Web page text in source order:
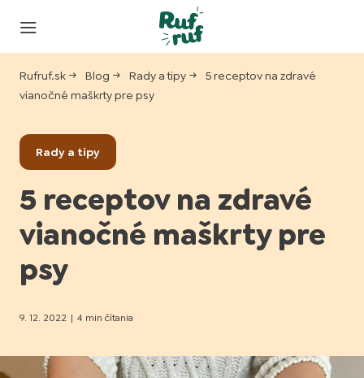
Rufruf.sk Blog Rady a tipy
5 receptov na zdravé
vianočné maškrty pre psy
Rady a tipy
5 receptov na zdravé
vianočné maškrty pre
psy
9. 12. 2022 | 4 min čítania